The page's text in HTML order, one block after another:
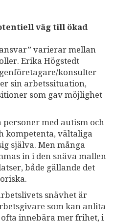
väg till ökad
varierar mellan
Erika Högstedt
konsulter
sin arbetssituation,
som gav möjlighet
med autism och
kompetenta, vältaliga
själva. Men många
in i den snäva mallen
både gällande det
snävhet är
som kan anlita
innebära mer frihet, i